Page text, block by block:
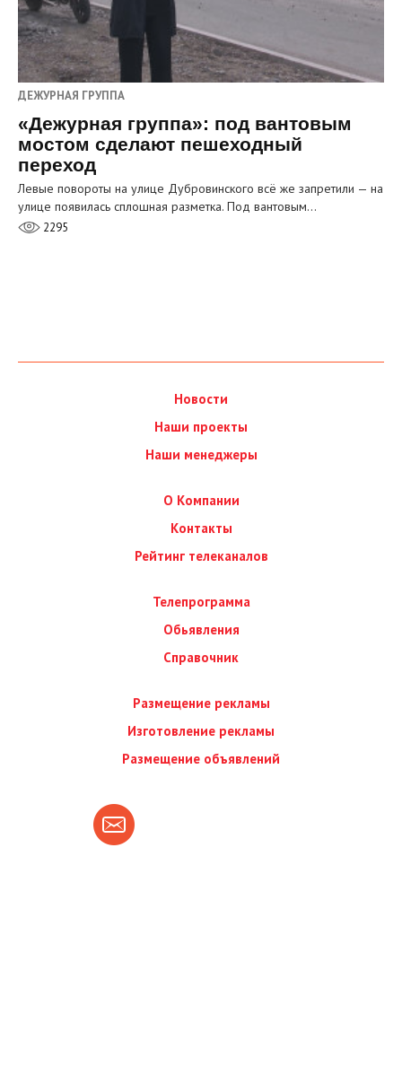
ДЕЖУРНАЯ ГРУППА
«Дежурная группа»: под вантовым
мостом сделают пешеходный
переход
Левые повороты на улице Дубровинского всё же запретили — на
улице появилась сплошная разметка. Под вантовым…
2295
Новости
Наши проекты
Наши менеджеры
О Компании
Контакты
Рейтинг телеканалов
Телепрограмма
Обьявления
Справочник
Размещение рекламы
Изготовление рекламы
Размещение объявлений